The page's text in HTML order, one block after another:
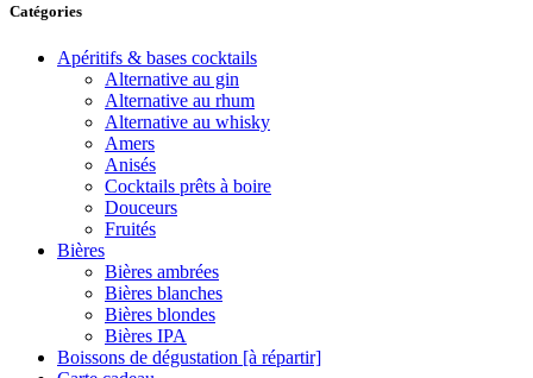
Catégories
Apéritifs & bases cocktails
Alternative au gin
Alternative au rhum
Alternative au whisky
Amers
Anisés
Cocktails prêts à boire
Douceurs
Fruités
Bières
Bières ambrées
Bières blanches
Bières blondes
Bières IPA
Boissons de dégustation [à répartir]